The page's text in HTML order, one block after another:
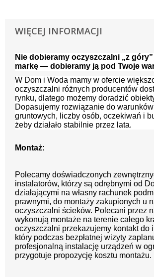
WIĘCEJ INFORMACJI
Nie dobieramy oczyszczalni „z
markę — dobieramy ją pod Twoje
W Dom i Woda mamy w ofercie
oczyszczalni różnych producentów
rynku, dlatego możemy doradzić
Dopasujemy rozwiązanie do
gruntowych, liczby osób, oczekiwań i
żeby działało stabilnie przez lata.
Montaż:
Polecamy doświadczonych
instalatorów, którzy są odrębnymi od
działającymi na własny rachunek
prawnymi, do montaży zakupionych u
oczyszczalni ścieków. Polecani przez
wykonują montaże na terenie całego
oczyszczalni przekazujemy kontakt do
który podczas bezpłatnej wizyty
profesjonalną instalację urządzeń w
przygotuje propozycję kosztu montażu.